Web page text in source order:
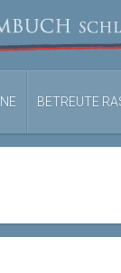
BETREUTE